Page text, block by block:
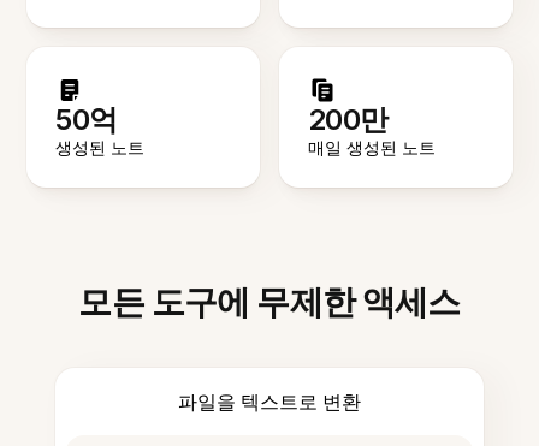
50억
생성된 노트
200만
매일 생성된 노트
모든 도구에 무제한 액세스
파일을 텍스트로 변환